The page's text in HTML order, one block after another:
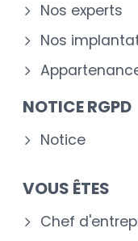
Nos experts
Nos
NOTICE RGPD
Notice
VOUS ÊTES
Chef